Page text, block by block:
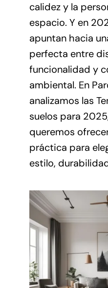
calidez y la
espacio. Y en
apuntan hacia
perfecta entre
funcionalidad y
ambiental. En
analizamos las
suelos para
queremos
práctica para
estilo,